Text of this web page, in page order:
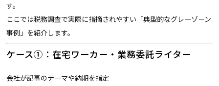
す。
ここでは税務調査で実際に指摘されやすい「典型的なグレーゾーン
事例」を紹介します。
ケース①：在宅ワーカー・業務委託ライター
会社が記事のテーマや納期を指定